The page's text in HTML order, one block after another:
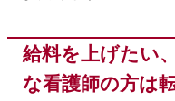
給料を上げたい
な看護師の方は